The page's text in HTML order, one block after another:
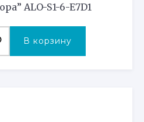
ALO-S1-6-E7D1
В корзину